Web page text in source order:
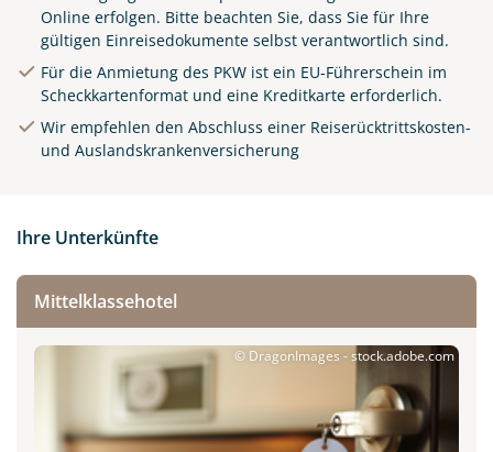
Online erfolgen. Bitte beachten Sie, dass Sie für Ihre
gültigen Einreisedokumente selbst verantwortlich sind.
Für die Anmietung des PKW ist ein EU-Führerschein im
Scheckkartenformat und eine Kreditkarte erforderlich.
Wir empfehlen den Abschluss einer Reiserücktrittskosten-
und Auslandskrankenversicherung
Ihre Unterkünfte
Mittelklassehotel
© DragonImages - stock.adobe.com